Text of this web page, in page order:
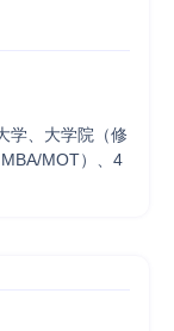
学、大学院（修
MOT）、4